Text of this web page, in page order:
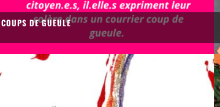
COUPS DE GUEULE